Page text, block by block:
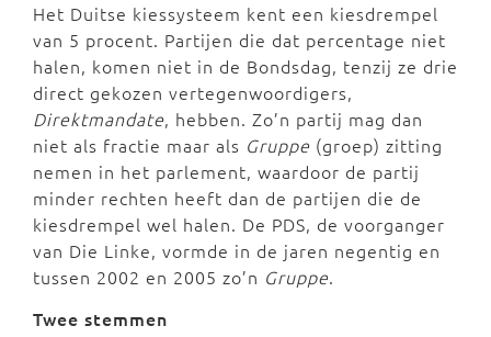
Het Duitse kiessysteem kent een kiesdrempel
van 5 procent. Partijen die dat percentage niet
halen, komen niet in de Bondsdag, tenzij ze drie
direct gekozen vertegenwoordigers,
Direktmandate, hebben. Zo’n partij mag dan
niet als fractie maar als Gruppe (groep) zitting
nemen in het parlement, waardoor de partij
minder rechten heeft dan de partijen die de
kiesdrempel wel halen. De PDS, de voorganger
van Die Linke, vormde in de jaren negentig en
tussen 2002 en 2005 zo’n Gruppe.
Twee stemmen